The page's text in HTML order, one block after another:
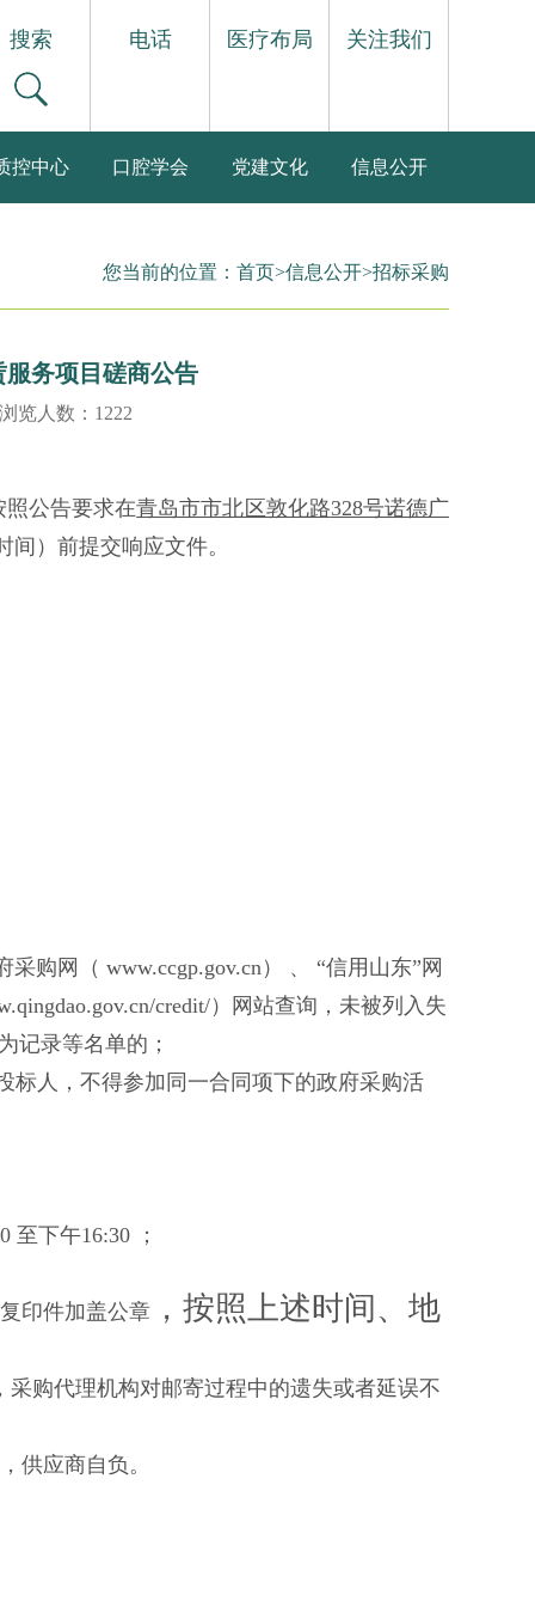
搜索 电话 医疗布局 关注我们
控中心 口腔学会 党建文化 信息公开
您当前的位置： 首页>信息公开>招标采购
务项目磋商公告
览人数：1222
照公告要求在青岛市市北区敦化路328号诺德广
间）前提交响应文件。
购网（ www.ccgp.gov.cn） 、 “信用山东”网
credit/）网站查询，未被列入失
记录等名单的；
标人，不得参加同一合同项下的政府采购活
至下午16:30 ；
印件加盖公章 ， 按照上述时间、地
购代理机构对邮寄过程中的遗失或者延误不
供应商自负。